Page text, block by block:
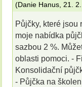
(Danie Hanus, 21.
Půjčky, které jsou
moje nabídka
sazbou 2 %.
oblasti pomoci. -
Konsolidační
- Půjčka na